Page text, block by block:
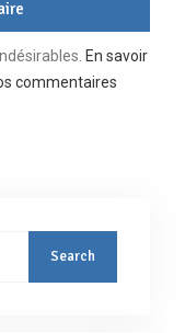
En savoir
commentaires